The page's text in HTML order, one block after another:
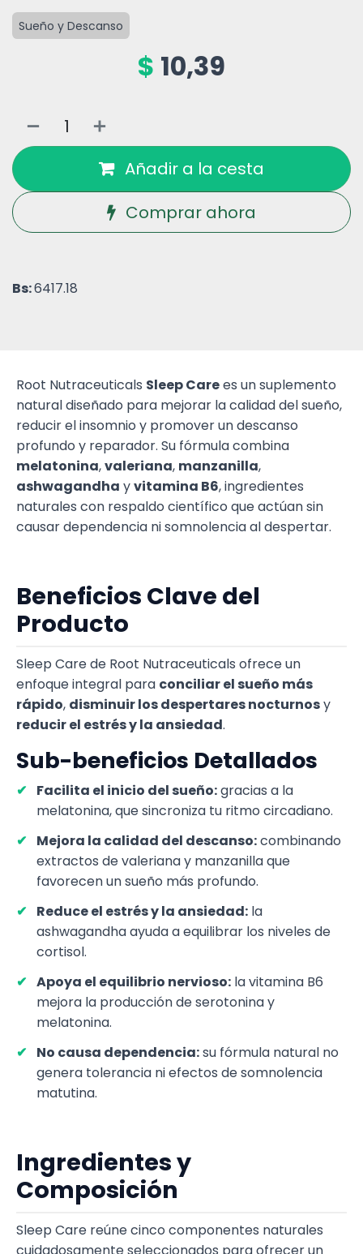
Sueño y Descanso
$ 10,39
Añadir a la cesta
Comprar ahora
Bs:6417.18
Root Nutraceuticals Sleep Carees un suplemento
natural diseñado para mejorar la calidad del sueño,
reducir el insomnio y promover un descanso
profundo y reparador. Su fórmula combina
melatonina,valeriana, manzanilla,
ashwagandha yvitamina B6, ingredientes
naturales con respaldo científico que actúan sin
causar dependencia ni somnolencia al despertar.
Beneficios Clave del
Producto
Sleep Care de Root Nutraceuticals ofrece un
enfoque integral para conciliar el sueño más
rápido, disminuir los despertares nocturnosy
reducir el estrés y la ansiedad.
Sub-beneficios Detallados
Facilita el inicio del sueño:gracias a la
melatonina, que sincroniza tu ritmo circadiano.
Mejora la calidad del descanso:combinando
extractos de valeriana y manzanilla que
favorecen un sueño más profundo.
Reduce el estrés y la ansiedad: la
ashwagandha ayuda a equilibrar los niveles de
cortisol.
Apoya el equilibrio nervioso: la vitamina B6
mejora la producción de serotonina y
melatonina.
No causa dependencia:su fórmula natural no
genera tolerancia ni efectos de somnolencia
matutina.
Ingredientes y
Composición
Sleep Care reúne cinco componentes naturales